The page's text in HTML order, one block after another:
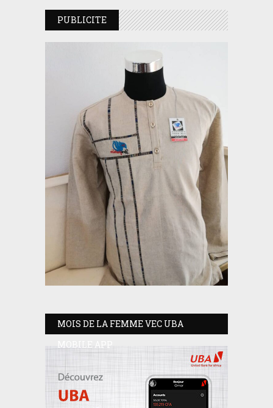
PUBLICITE
MOIS DE LA FEMME VEC UBA
MOBILE APP